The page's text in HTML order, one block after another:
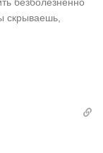
безболезненно
скрываешь,